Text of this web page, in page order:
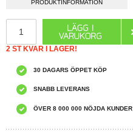
PRODUKTINFORMATION
2 ST KVAR I LAGER!
30 DAGARS ÖPPET KÖP
SNABB LEVERANS
ÖVER 8 000 000 NÖJDA KUNDER